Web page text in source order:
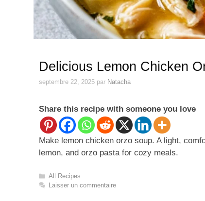
Delicious Lemon Chicken
septembre 22, 2025 par Natacha
Share this recipe with someone you love
Make lemon chicken orzo soup. A light,
lemon, and orzo pasta for cozy meals.
Catégories
All Recipes
Laisser un commentaire